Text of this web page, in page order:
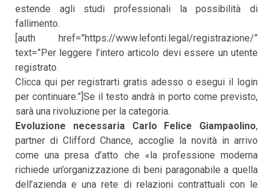
estende agli studi professionali la possibilità di
fallimento.
[auth href=”https://www.lefonti.legal/registrazione/”
text=”Per leggere l’intero articolo devi essere un utente
registrato.
Clicca qui per registrarti gratis adesso o esegui il login
per continuare.”]Se il testo andrà in porto come previsto,
sarà una rivoluzione per la categoria.
Evoluzione necessaria
Carlo Felice Giampaolino,
partner di Clifford Chance, accoglie la novità in arrivo
come una presa d’atto che «la professione moderna
richiede un’organizzazione di beni paragonabile a quella
dell’azienda e una rete di relazioni contrattuali con le